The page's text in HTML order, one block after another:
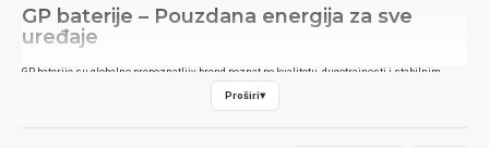
GP baterije – Pouzdana energija za sve
uređaje
GP baterije su globalno prepoznatljiv brend poznat po kvalitetu, dugotrajnosti i stabilnim
od kućnih aparata do profesionalne opreme.
Proširi▾